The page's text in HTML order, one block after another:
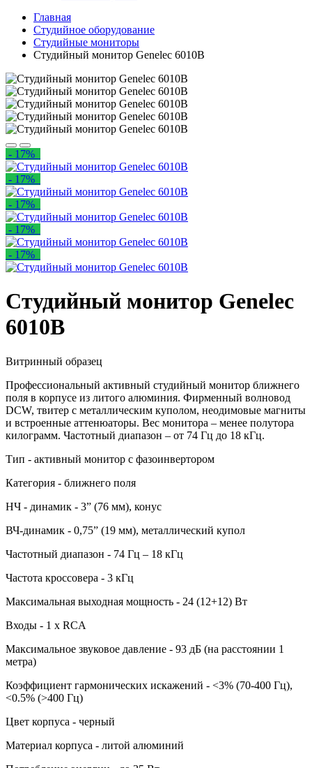
Главная
Студийное оборудование
Студийные мониторы
Студийный монитор Genelec 6010B
- 17%
- 17%
- 17%
- 17%
- 17%
Студийный монитор Genelec
6010B
Витринный образец
Профессиональный активный студийный монитор ближнего
поля в корпусе из литого алюминия. Фирменный волновод
DCW, твитер с металлическим куполом, неодимовые магниты
и встроенные аттенюаторы. Вес монитора – менее полутора
килограмм. Частотный диапазон – от 74 Гц до 18 кГц.
Тип - активный монитор с фазоинвертором
Категория - ближнего поля
НЧ - динамик - 3” (76 мм), конус
ВЧ-динамик - 0,75” (19 мм), металлический купол
Частотный диапазон - 74 Гц – 18 кГц
Частота кроссовера - 3 кГц
Максимальная выходная мощность - 24 (12+12) Вт
Входы - 1 x RCA
Максимальное звуковое давление - 93 дБ (на расстоянии 1
метра)
Коэффициент гармонических искажений - <3% (70-400 Гц),
<0.5% (>400 Гц)
Цвет корпуса - черный
Материал корпуса - литой алюминий